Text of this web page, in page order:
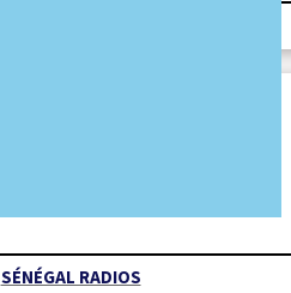
SÉNÉGAL RADIOS